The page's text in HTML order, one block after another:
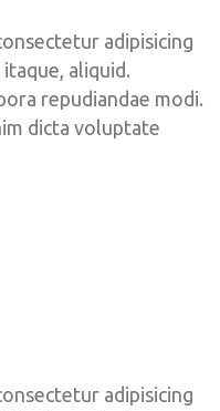
adipisicing
aliquid.
repudiandae modi.
dicta voluptate
adipisicing